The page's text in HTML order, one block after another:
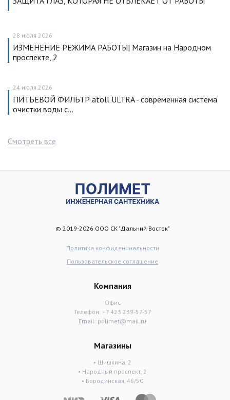
28 июля 2026
ИЗМЕНЕНИЕ РЕЖИМА РАБОТЫ| Магазин на Народном
проспекте, 2
24 июля 2026
ПИТЬЕВОЙ ФИЛЬТР atoll ULTRA - современная система
очистки воды с…
Смотреть все
© 2019-2026 ООО СК "Дальний Восток"
Политика конфиденциальности
Пользовательское соглашение
Компания
Офис
Телефон: +7 423 239-57-57
Email: polimet@mail.ru
Магазины
• Шишкина, 2
• Народный проспект, 2
• Бородинская, 46/50